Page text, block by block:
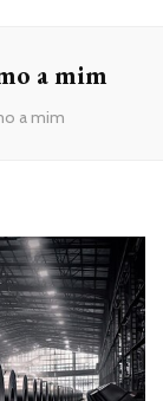
a mim
a mim